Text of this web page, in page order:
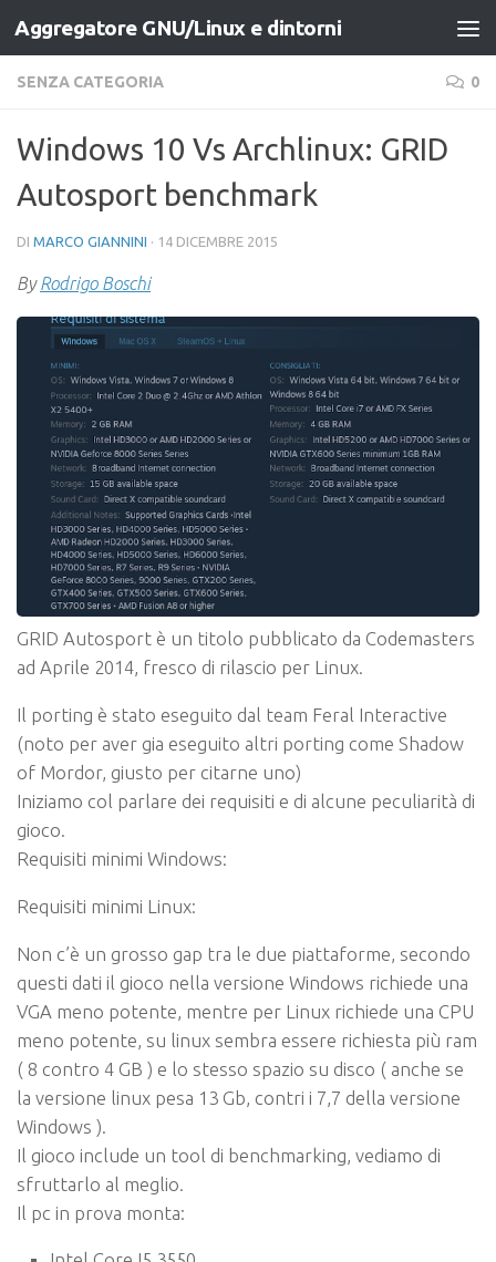
Salta al contenuto
Aggregatore GNU/Linux e dintorni
SENZA CATEGORIA 0
Windows 10 Vs Archlinux: GRID
Autosport benchmark
DI MARCO GIANNINI · 14 DICEMBRE 2015
ByRodrigo Boschi
GRID Autosport è un titolo pubblicato da Codemasters
ad Aprile 2014, fresco di rilascio per Linux.
Il porting è stato eseguito dal team Feral Interactive
(noto per aver gia eseguito altri porting come Shadow
of Mordor, giusto per citarne uno)
Iniziamo col parlare dei requisiti e di alcune peculiarità di
gioco.
Requisiti minimi Windows:
Requisiti minimi Linux:
Non c’è un grosso gap tra le due piattaforme, secondo
questi dati il gioco nella versione Windows richiede una
VGA meno potente, mentre per Linux richiede una CPU
meno potente, su linux sembra essere richiesta più ram
( 8 contro 4 GB ) e lo stesso spazio su disco ( anche se
la versione linux pesa 13 Gb, contri i 7,7 della versione
Windows ).
Il gioco include un tool di benchmarking, vediamo di
sfruttarlo al meglio.
Il pc in prova monta: